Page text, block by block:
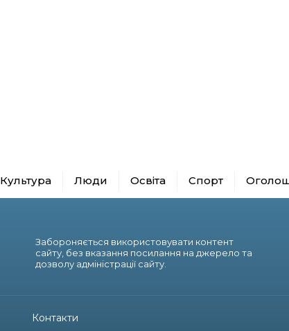
Культура Люди Освіта Спорт
Забороняється використовувати контент
сайту, без вказання посилання на джерело та
дозволу адміністрації сайту.
Контакти